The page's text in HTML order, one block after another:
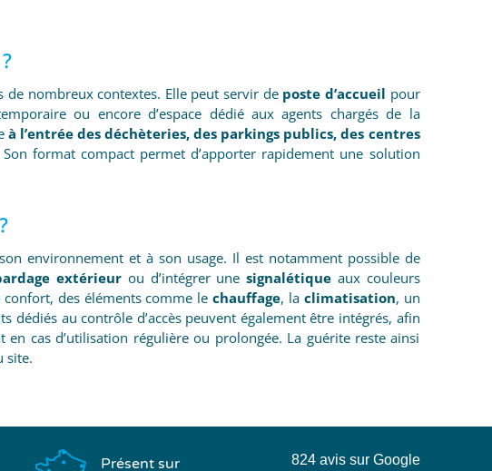
nombreux contextes. Elle peut servir de poste d’accueil pour
ou encore d’espace dédié aux agents chargés de la
à l’entrée des déchèteries, des parkings publics, des centres
format compact permet d’apporter rapidement une solution
environnement et à son usage. Il est notamment possible de
extérieur ou d’intégrer unesignalétique aux couleurs
confort, des éléments comme lechauffage, la climatisation, un
dédiés au contrôle d’accès peuvent également être intégrés, afin
cas d’utilisation régulière ou prolongée. La guérite reste ainsi
site.
Présent sur
824 avis sur Google